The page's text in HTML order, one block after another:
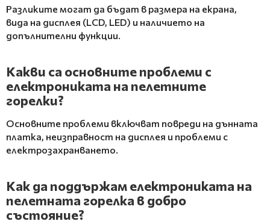
Разликите могат да бъдат в размера на екрана,
вида на дисплея (LCD, LED) и наличието на
допълнителни функции.
Какви са основните проблеми с
електрониката на пелетните
горелки?
Основните проблеми включват повреди на дънната
платка, неизправност на дисплея и проблеми с
електрозахранването.
Как да поддържам електрониката на
пелетната горелка в добро
състояние?